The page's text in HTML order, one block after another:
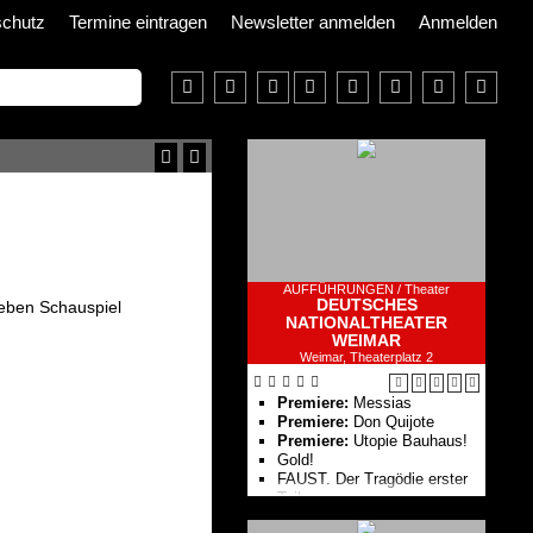
Termine eintragen Newsletter anmelden
Anmelden
Schauspiel
AUFFÜHRUNGEN / Theater
DEUTSCHES
NATIONALTHEATER
WEIMAR
Weimar, Theaterplatz 2
Premiere: Messias
Premiere: Don Quijote
Premiere: Utopie Bauhaus!
Gold!
FAUST. Der Tragödie erster
Teil
Der Geisterseher